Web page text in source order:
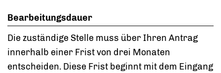
Bearbeitungsdauer
Die zuständige Stelle muss über Ihren Antrag
innerhalb einer Frist von drei Monaten
entscheiden. Diese Frist beginnt mit dem Eingang